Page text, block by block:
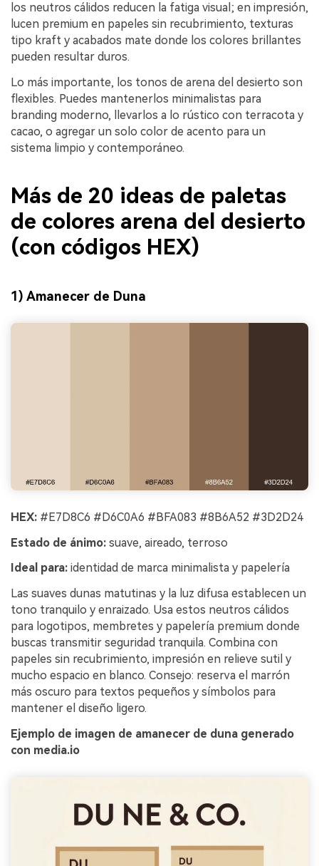
los neutros cálidos reducen la fatiga visual; en impresión,
lucen premium en papeles sin recubrimiento, texturas
tipo kraft y acabados mate donde los colores brillantes
pueden resultar duros.
Lo más importante, los tonos de arena del desierto son
flexibles. Puedes mantenerlos minimalistas para
branding moderno, llevarlos a lo rústico con terracota y
cacao, o agregar un solo color de acento para un
sistema limpio y contemporáneo.
Más de 20 ideas de paletas
de colores arena del desierto
(con códigos HEX)
1) Amanecer de Duna
HEX: #E7D8C6 #D6C0A6 #BFA083 #8B6A52 #3D2D24
Estado de ánimo: suave, aireado, terroso
Ideal para: identidad de marca minimalista y papelería
Las suaves dunas matutinas y la luz difusa establecen un
tono tranquilo y enraizado. Usa estos neutros cálidos
para logotipos, membretes y papelería premium donde
buscas transmitir seguridad tranquila. Combina con
papeles sin recubrimiento, impresión en relieve sutil y
mucho espacio en blanco. Consejo: reserva el marrón
más oscuro para textos pequeños y símbolos para
mantener el diseño ligero.
Ejemplo de imagen de amanecer de duna generado
con media.io